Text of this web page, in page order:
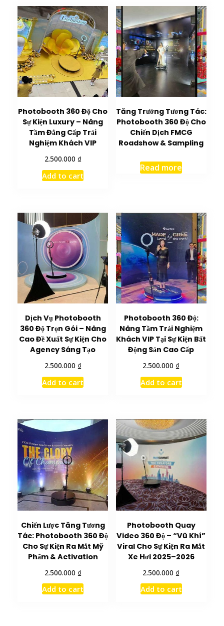
Photobooth 360 Độ Cho
Sự Kiện Luxury – Nâng
Tầm Đẳng Cấp Trải
Nghiệm Khách VIP
2.500.000 ₫
Add to cart
Tăng Trưởng Tương Tác:
Photobooth 360 Độ Cho
Chiến Dịch FMCG
Roadshow & Sampling
Read more
Dịch Vụ Photobooth
360 Độ Trọn Gói – Nâng
Cao Đề Xuất Sự Kiện Cho
Agency Sáng Tạo
2.500.000 ₫
Add to cart
Photobooth 360 Độ:
Nâng Tầm Trải Nghiệm
Khách VIP Tại Sự Kiện Bất
Động Sản Cao Cấp
2.500.000 ₫
Add to cart
Chiến Lược Tăng Tương
Tác: Photobooth 360 Độ
Cho Sự Kiện Ra Mắt Mỹ
Phẩm & Activation
2.500.000 ₫
Add to cart
Photobooth Quay
Video 360 Độ – “Vũ Khí”
Viral Cho Sự Kiện Ra Mắt
Xe Hơi 2025–2026
2.500.000 ₫
Add to cart